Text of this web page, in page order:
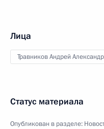
Лица
Травников Андрей
Статус материала
Опубликован в разделе: